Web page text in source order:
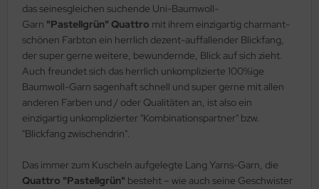
das seinesgleichen suchende Uni-Baumwoll-
Garn "Pastellgrün" Quattro mit ihrem einzigartig charmant-
schönen Farbton ein herrlich dezent-auffallender Blickfang,
der super gerne weitere, bewundernde, Blick auf sich zieht.
Auch freundet sich das herrlich unkomplizierte 100%ige
Baumwoll-Garn sagenhaft schnell und super gerne mit allen
anderen Farben und / oder Qualitäten an, ist also ein
einzigartig unkomplizierter "Kombinationspartner" bzw.
"Blickfang zwischendrin".
Das immer zum Kuscheln aufgelegte Lang Yarns-Garn, die
Quattro "Pastellgrün" besteht – wie auch seine Geschwister